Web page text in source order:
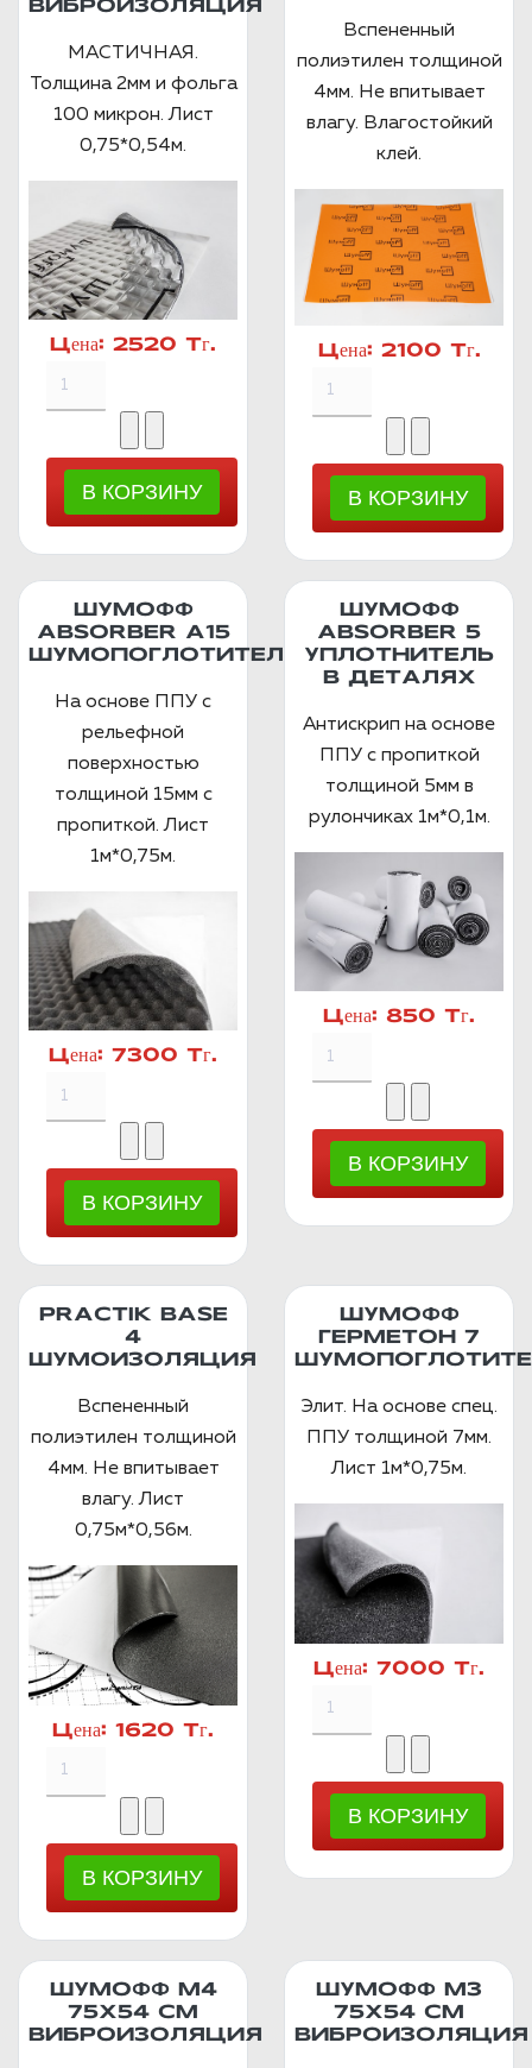
ВИБРОИЗОЛЯЦИЯ
МАСТИЧНАЯ.
Толщина 2мм и фольга
100 микрон. Лист
0,75*0,54м.
Цена: 2520 Тг.
Вспененный
полиэтилен толщиной
4мм. Не впитывает
влагу. Влагостойкий
клей.
Цена: 2100 Тг.
ШУМОФФ
ABSORBER А15
ШУМОПОГЛОТИТЕЛЬ
На основе ППУ с
рельефной
поверхностью
толщиной 15мм с
пропиткой. Лист
1м*0,75м.
Цена: 7300 Тг.
ШУМОФФ
ABSORBER 5
УПЛОТНИТЕЛЬ
В ДЕТАЛЯХ
Антискрип на основе
ППУ с пропиткой
толщиной 5мм в
рулончиках 1м*0,1м.
Цена: 850 Тг.
PRACTIK BASE
4
ШУМОИЗОЛЯЦИЯ
Вспененный
полиэтилен толщиной
4мм. Не впитывает
влагу. Лист
0,75м*0,56м.
Цена: 1620 Тг.
ШУМОФФ
ГЕРМЕТОН 7
Элит. На основе спец.
ППУ толщиной 7мм.
Лист 1м*0,75м.
Цена: 7000 Тг.
ШУМОФФ М4
75Х54 СМ
ВИБРОИЗОЛЯЦИЯ
ШУМОФФ М3
75Х54 СМ
ВИБРОИЗОЛЯЦИЯ